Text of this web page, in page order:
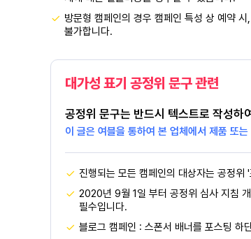
방문형 캠페인의 경우 캠페인 특성 상 예약
불가합니다.
대가성 표기 공정위 문구 관련
공정위 문구는 반드시 텍스트로 작성하
이 글은 여블을 통하여 본 업체에서 제품 또
진행되는 모든 캠페인의 대상자는 공정
2020년 9월 1일 부터 공정위 심사 지침
필수입니다.
블로그 캠페인 : 스폰서 배너를 포스팅 하